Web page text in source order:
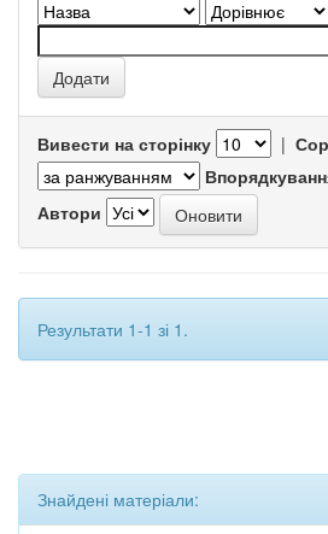
Вивести на сторінку |
Автори
Результати 1-1 зі 1.
Знайдені матеріали: